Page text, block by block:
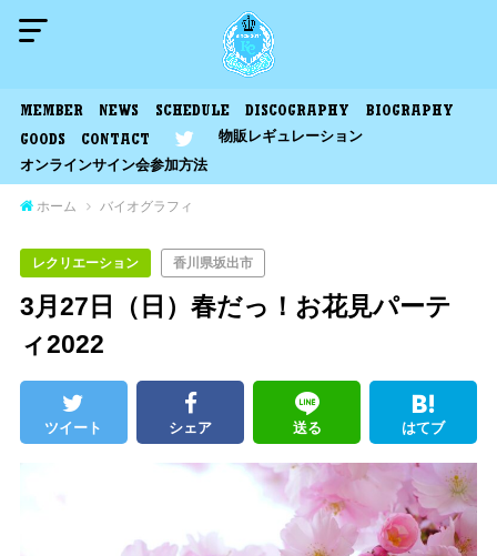
MEMBER NEWS SCHEDULE DISCOGRAPHY
BIOGRAPHY
GOODS
CONTACT
物販レギュレーション
オンラインサイン会参加方法
ホーム バイオグラフィ
レクリエーション 香川県坂出市
3月27日（日）春だっ！お花見パーテ
ィ2022
ツイート シェア 送る はてブ